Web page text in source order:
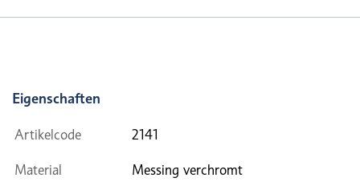
Eigenschaften
Artikelcode 2141
Material Messing verchromt